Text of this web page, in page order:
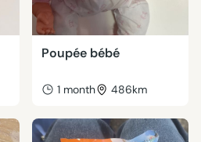
Poupée bébé
1 month 486km